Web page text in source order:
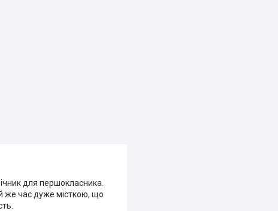
для першокласника.
же час дуже місткою, що